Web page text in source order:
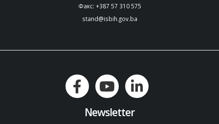
Факс: +387 57 310 575
stand@isbih.gov.ba
Newsletter